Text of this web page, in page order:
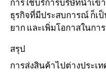
ธุรกิจที่มีประสบการณ์ ก็เ
ยาก และเพิ่มโอกาสในกา
สรุป
การส่งสินค้าไปต่างประเ